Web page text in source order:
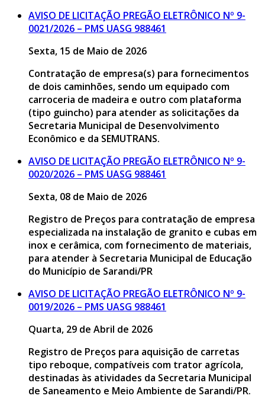
AVISO DE LICITAÇÃO PREGÃO ELETRÔNICO Nº 9-
0021/2026 – PMS UASG 988461
Sexta, 15 de Maio de 2026
Contratação de empresa(s) para fornecimentos
de dois caminhões, sendo um equipado com
carroceria de madeira e outro com plataforma
(tipo guincho) para atender as solicitações da
Secretaria Municipal de Desenvolvimento
Econômico e da SEMUTRANS.
AVISO DE LICITAÇÃO PREGÃO ELETRÔNICO Nº 9-
0020/2026 – PMS UASG 988461
Sexta, 08 de Maio de 2026
Registro de Preços para contratação de empresa
especializada na instalação de granito e cubas em
inox e cerâmica, com fornecimento de materiais,
para atender à Secretaria Municipal de Educação
do Município de Sarandi/PR
AVISO DE LICITAÇÃO PREGÃO ELETRÔNICO Nº 9-
0019/2026 – PMS UASG 988461
Quarta, 29 de Abril de 2026
Registro de Preços para aquisição de carretas
tipo reboque, compatíveis com trator agrícola,
destinadas às atividades da Secretaria Municipal
de Saneamento e Meio Ambiente de Sarandi/PR.